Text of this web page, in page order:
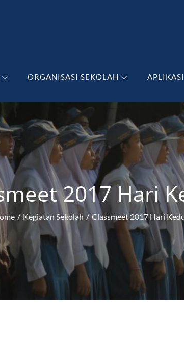
ORGANISASI SEKOLAH
2017 Hari
Kegiatan Sekolah Classmeet 2017 Hari